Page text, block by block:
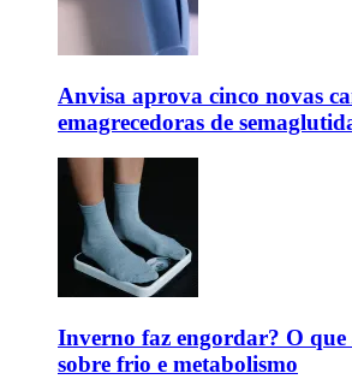
Anvisa aprova cinco novas
emagrecedoras de
Inverno faz engordar? O que
sobre frio e metabolismo